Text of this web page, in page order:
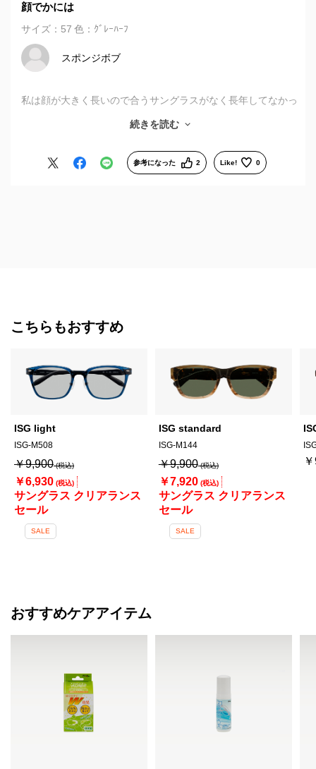
顔でかには
サイズ：57 色：ｸﾞﾚｰﾊｰﾌ
スポンジボブ
私は顔が大きく長いので合うサングラスがなく長年してなかっ
るところが太くなっていて、違和感ない感じです。
続きを読む
参考になった 2 Like! 0
こちらもおすすめ
ISG light
ISG-M508
サングラス クリアランス
セール
￥6,930
￥9,900
SALE
ISG standard
ISG-M144
サングラス クリアランス
セール
￥7,920
￥9,900
SALE
おすすめケアアイテム